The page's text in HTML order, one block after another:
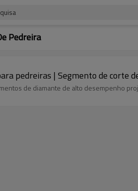
Pedreira
pedreiras | Segmento de corte
de diamante de alto desempenho